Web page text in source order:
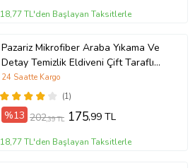
18,77 TL'den Başlayan Taksitlerle
Pazariz Mikrofiber Araba Yıkama Ve
Detay Temizlik Eldiveni Çift Taraflı
22x13Cm (Mor)
(1)
24 Saatte Kargo
%13 202,39 TL 175,99 TL
18,77 TL'den Başlayan Taksitlerle